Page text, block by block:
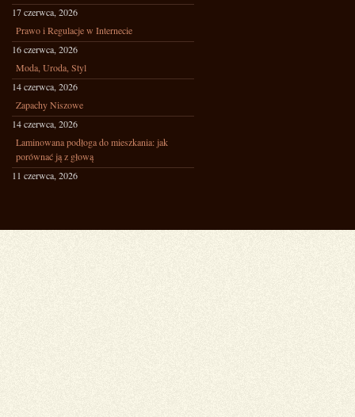
17 czerwca, 2026
Prawo i Regulacje w Internecie
16 czerwca, 2026
Moda, Uroda, Styl
14 czerwca, 2026
Zapachy Niszowe
14 czerwca, 2026
Laminowana podłoga do mieszkania: jak
porównać ją z głową
11 czerwca, 2026